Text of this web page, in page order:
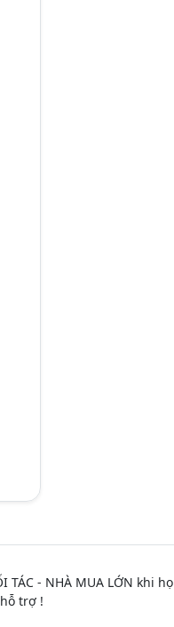
- NHÀ MUA LỚN khi
trợ !